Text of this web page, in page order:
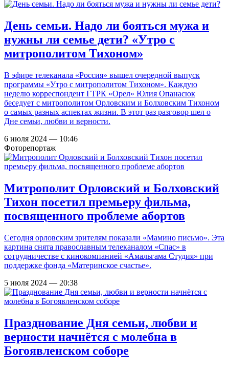
День семьи. Надо ли бояться мужа и
нужны ли семье дети? «Утро с
митрополитом Тихоном»
В эфире телеканала «Россия» вышел очередной выпуск
программы «Утро с митрополитом Тихоном». Каждую
неделю корреспондент ГТРК «Орел» Юлия Опанасюк
беседует с митрополитом Орловским и Болховским Тихоном
о самых разных аспектах жизни. В этот раз разговор шел о
Дне семьи, любви и верности.
6 июля 2024 — 10:46
Фоторепортаж
Митрополит Орловский и Болховский
Тихон посетил премьеру фильма,
посвященного проблеме абортов
Сегодня орловским зрителям показали «Мамино письмо». Эта
картина снята православным телеканалом «Спас» в
сотрудничестве с кинокомпанией «Амальгама Студия» при
поддержке фонда «Материнское счастье».
5 июля 2024 — 20:38
Празднование Дня семьи, любви и
верности начнётся с молебна в
Богоявленском соборе